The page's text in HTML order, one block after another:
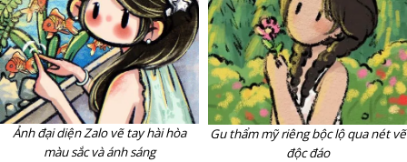
Ảnh đại diện Zalo vẽ tay hài hòa
màu sắc và ánh sáng
Gu thẩm mỹ riêng bộc lộ qua nét vẽ
độc đáo